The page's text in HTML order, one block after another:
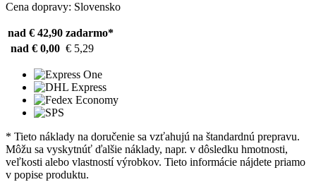
Cena dopravy: Slovensko
nad € 42,90 zadarmo*
nad € 0,00 € 5,29
* Tieto náklady na doručenie sa vzťahujú na štandardnú prepravu.
Môžu sa vyskytnúť ďalšie náklady, napr. v dôsledku hmotnosti,
veľkosti alebo vlastností výrobkov. Tieto informácie nájdete priamo
v popise produktu.